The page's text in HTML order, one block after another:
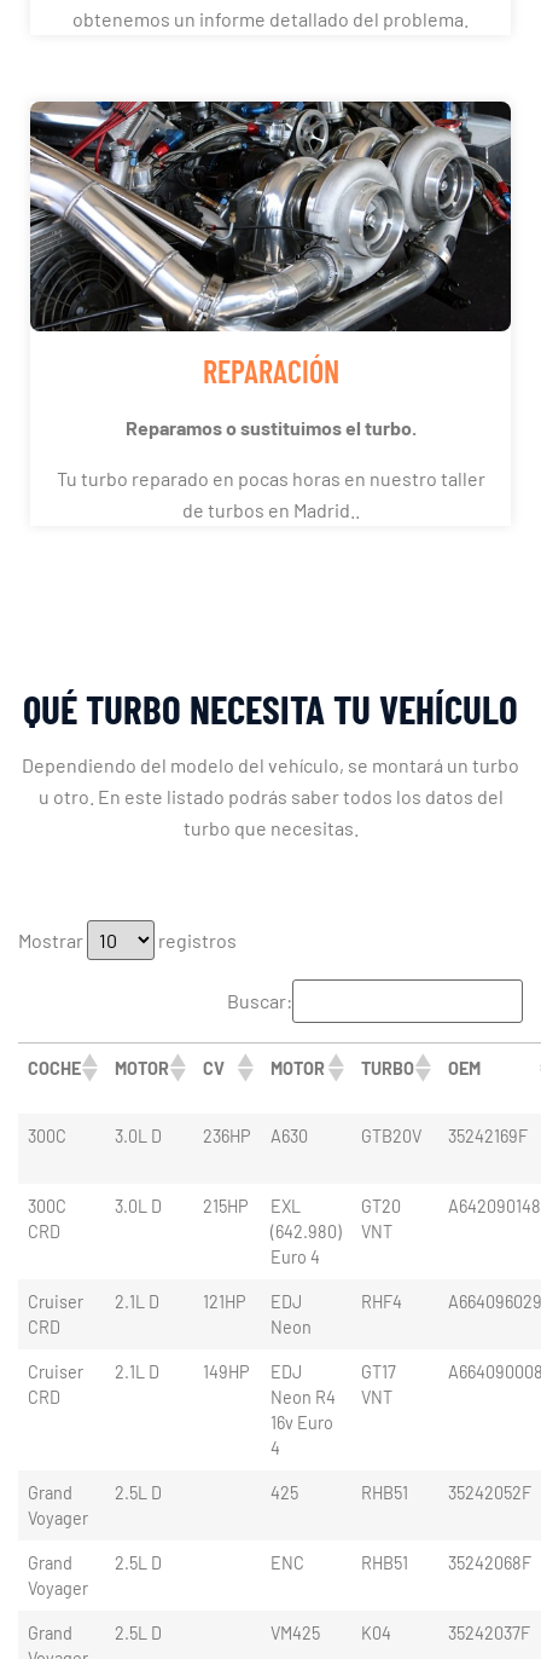
obtenemos un informe detallado del problema.
REPARACIÓN
Reparamos o sustituimos el turbo.
Tu turbo reparado en pocas horas en nuestro taller
de turbos en Madrid..
QUÉ TURBO NECESITA TU VEHÍCULO
Dependiendo del modelo del vehículo, se montará un turbo
u otro. En este listado podrás saber todos los datos del
turbo que necesitas.
Mostrar registros
Buscar:
COCHE MOTOR CV MOTOR TURBO OEM
300C 3.0L D 236HP A630 GTB20V 35242169F
300C
CRD
3.0L D 215HP
EXL
(642.980)
Euro 4
GT20
VNT
Cruiser
CRD
2.1L D 121HP
EDJ
Neon
RHF4
Cruiser
CRD
2.1L D 149HP
EDJ
Neon R4
16v Euro
4
GT17
VNT
Grand
Voyager
2.5L D 425 RHB51 35242052F
Grand
Voyager
2.5L D ENC RHB51 35242068F
Grand
2.5L D VM425 K04 35242037F